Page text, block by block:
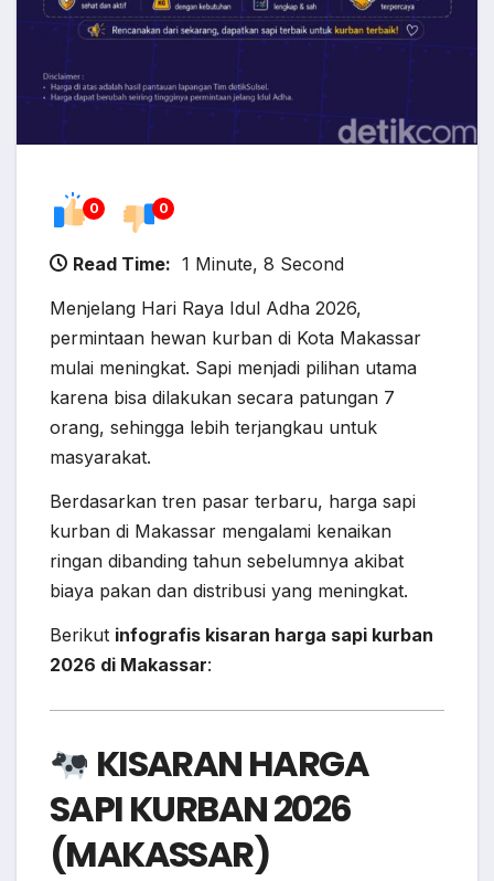
0 0
Read Time: 1 Minute, 8 Second
Menjelang Hari Raya Idul Adha 2026,
permintaan hewan kurban di Kota Makassar
mulai meningkat. Sapi menjadi pilihan utama
karena bisa dilakukan secara patungan 7
orang, sehingga lebih terjangkau untuk
masyarakat.
Berdasarkan tren pasar terbaru, harga sapi
kurban di Makassar mengalami kenaikan
ringan dibanding tahun sebelumnya akibat
biaya pakan dan distribusi yang meningkat.
Berikut infografis kisaran harga sapi kurban
2026 di Makassar:
KISARAN HARGA
SAPI KURBAN 2026
(MAKASSAR)